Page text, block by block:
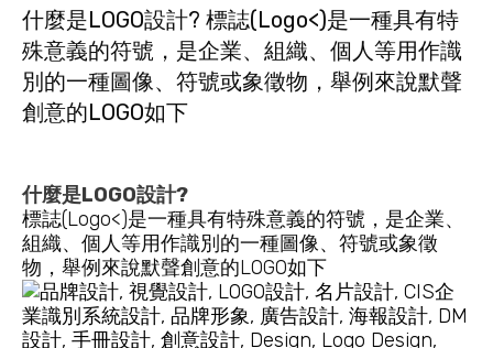
什麼是LOGO設計? 標誌(Logo<)是一種具有特
殊意義的符號，是企業、組織、個人等用作識
別的一種圖像、符號或象徵物，舉例來說默聲
創意的LOGO如下
什麼是LOGO設計?
標誌(Logo<)是一種具有特殊意義的符號，是企業、
組織、個人等用作識別的一種圖像、符號或象徵
物，舉例來說默聲創意的LOGO如下